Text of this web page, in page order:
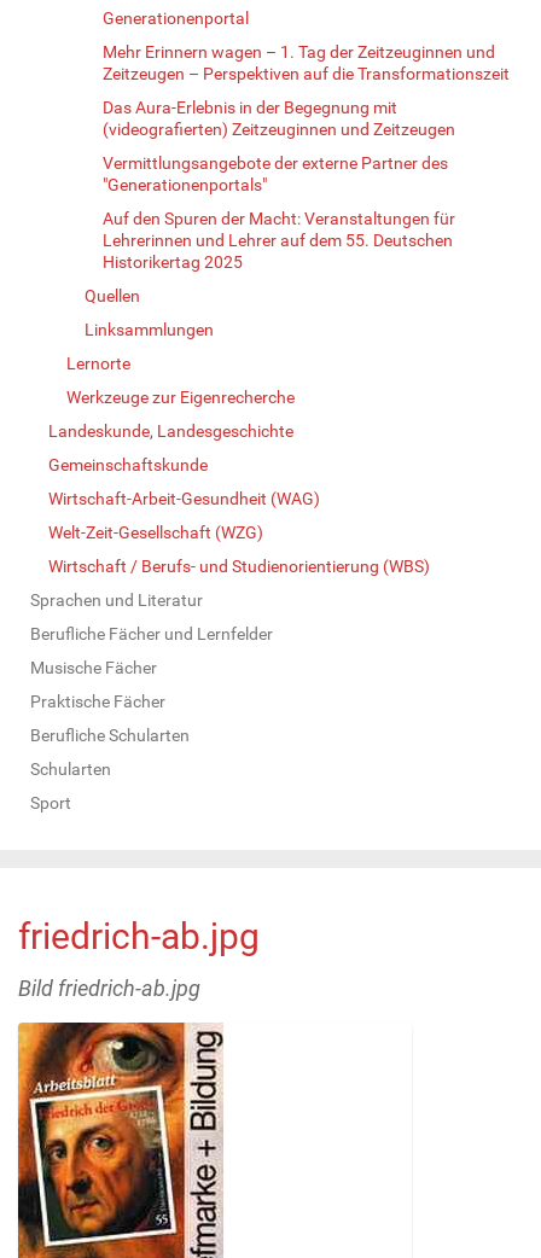
Generationenportal
Mehr Erinnern wagen – 1. Tag der Zeitzeuginnen und
Zeitzeugen – Perspektiven auf die Transformationszeit
Das Aura-Erlebnis in der Begegnung mit
(videografierten) Zeitzeuginnen und Zeitzeugen
Vermittlungsangebote der externe Partner des
"Generationenportals"
Auf den Spuren der Macht: Veranstaltungen für
Lehrerinnen und Lehrer auf dem 55. Deutschen
Historikertag 2025
Quellen
Linksammlungen
Lernorte
Werkzeuge zur Eigenrecherche
Landeskunde, Landesgeschichte
Gemeinschaftskunde
Wirtschaft-Arbeit-Gesundheit (WAG)
Welt-Zeit-Gesellschaft (WZG)
Wirtschaft / Berufs- und Studienorientierung (WBS)
Sprachen und Literatur
Berufliche Fächer und Lernfelder
Musische Fächer
Praktische Fächer
Berufliche Schularten
Schularten
Sport
friedrich-ab.jpg
Bild friedrich-ab.jpg